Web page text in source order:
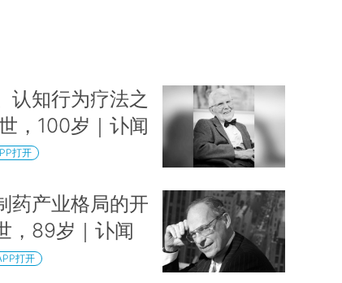
认知行为疗法之
，100岁｜讣闻
打开
药产业格局的开
，89岁｜讣闻
打开